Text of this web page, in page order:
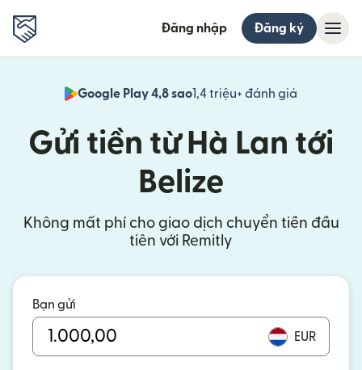
Đăng nhập Đăng ký
Google Play 4,8 sao1,4 triệu+ đánh giá
Gửi tiền từ Hà Lan tới
Belize
Không mất phí cho giao dịch chuyển tiền đầu
tiên với Remitly
Bạn gửi
EUR